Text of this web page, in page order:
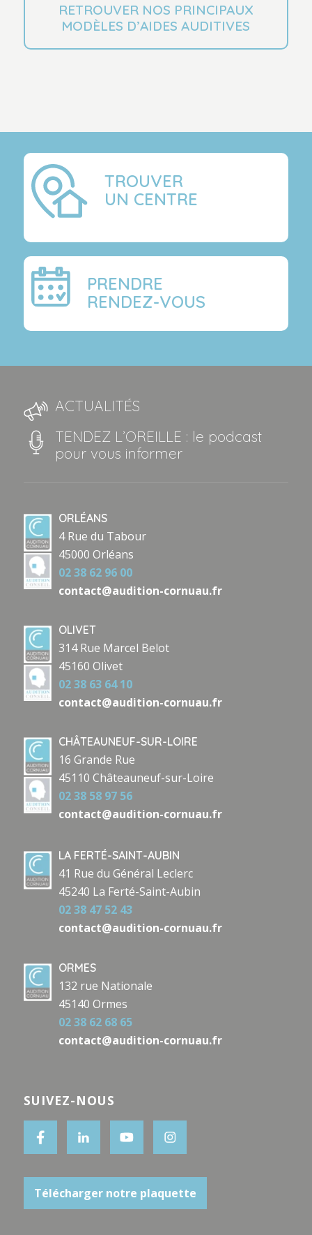
RETROUVER NOS PRINCIPAUX
MODÈLES D’AIDES AUDITIVES
TROUVER
UN CENTRE
PRENDRE
RENDEZ-VOUS
ACTUALITÉS
TENDEZ L’OREILLE : le podcast
pour vous informer
ORLÉANS
4 Rue du Tabour
45000 Orléans
02 38 62 96 00
contact@audition-cornuau.fr
OLIVET
314 Rue Marcel Belot
45160 Olivet
02 38 63 64 10
contact@audition-cornuau.fr
CHÂTEAUNEUF-SUR-LOIRE
16 Grande Rue
45110 Châteauneuf-sur-Loire
02 38 58 97 56
contact@audition-cornuau.fr
LA FERTÉ-SAINT-AUBIN
41 Rue du Général Leclerc
45240 La Ferté-Saint-Aubin
02 38 47 52 43
contact@audition-cornuau.fr
ORMES
132 rue Nationale
45140 Ormes
02 38 62 68 65
contact@audition-cornuau.fr
SUIVEZ-NOUS
Télécharger notre plaquette